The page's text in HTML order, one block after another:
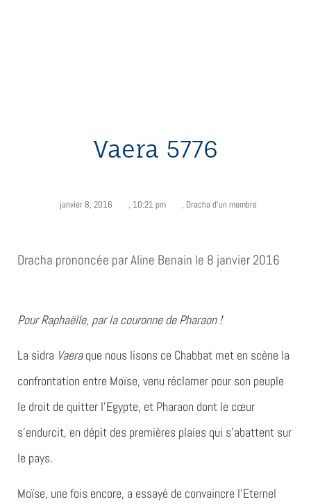
Vaera 5776
janvier 8, 2016 , 10:21 pm , Dracha d'un membre
Dracha prononcée par Aline Benain le 8 janvier 2016
Pour Raphaëlle, par la couronne de Pharaon !
La sidra Vaeraque nous lisons ce Chabbat met en scène la
confrontation entre Moïse, venu réclamer pour son peuple
le droit de quitter l’Egypte, et Pharaon dont le cœur
s’endurcit, en dépit des premières plaies qui s’abattent sur
le pays.
Moïse, une fois encore, a essayé de convaincre l’Eternel